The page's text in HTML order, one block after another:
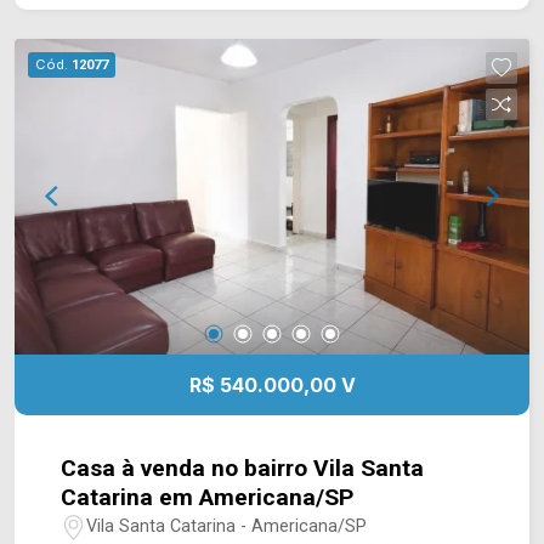
Estuda permuta Entre em contato com a equipe
da Arbix Imóveis e saiba mais! WhatsApp e
Telefone: (19) 3475-4546 ARBIX IMÓVEIS ?
Presente em cada mudança!
Cód. 12077
R$ 540.000,00 V
Casa à venda no bairro Vila Santa
Catarina em Americana/SP
Vila Santa Catarina - Americana/SP